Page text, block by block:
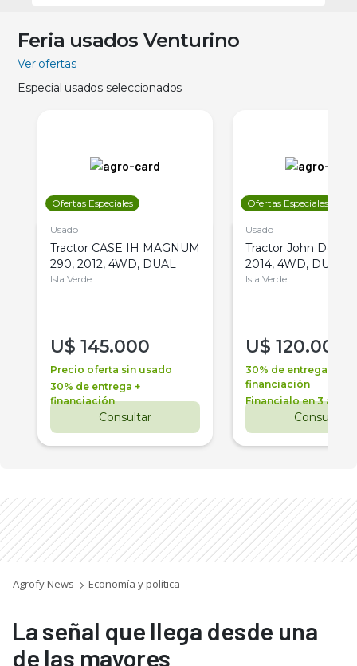
Feria usados Venturino
Ver ofertas
Especial usados seleccionados
Ofertas Especiales
Usado
Tractor CASE IH MAGNUM
290, 2012, 4WD, DUAL
Isla Verde
U$ 145.000
Precio oferta sin usado
30% de entrega +
financiación
Consultar
Ofertas Especiales
Usado
Tractor John Deere
2014, 4WD, DUAL
Isla Verde
U$ 120.000
30% de entrega +
financiación
Financialo en 3 años
Consultar
Agrofy News Economía y política
La señal que llega desde una
de las mayores